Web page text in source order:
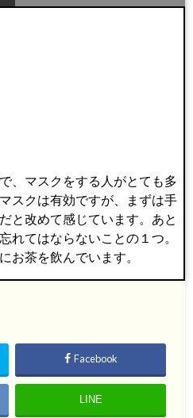
、マスクをする人がとても多
スクは有効ですが、まずは手
と改めて感じています。あと
れてはならないことの１つ。
お茶を飲んでいます。
Facebook
LINE